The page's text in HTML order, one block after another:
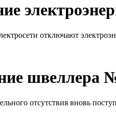
отключают
швеллера
отсутствия вновь